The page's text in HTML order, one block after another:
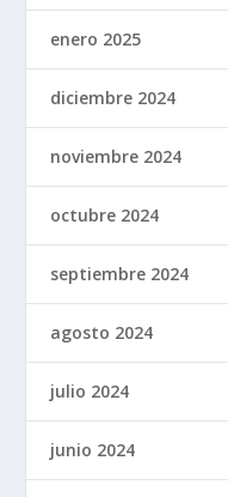
enero 2025
diciembre 2024
noviembre 2024
octubre 2024
septiembre 2024
agosto 2024
julio 2024
junio 2024